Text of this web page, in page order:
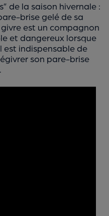
de la saison hivernale :
brise gelé de sa
est un compagnon
et dangereux lorsque
est indispensable de
son pare-brise